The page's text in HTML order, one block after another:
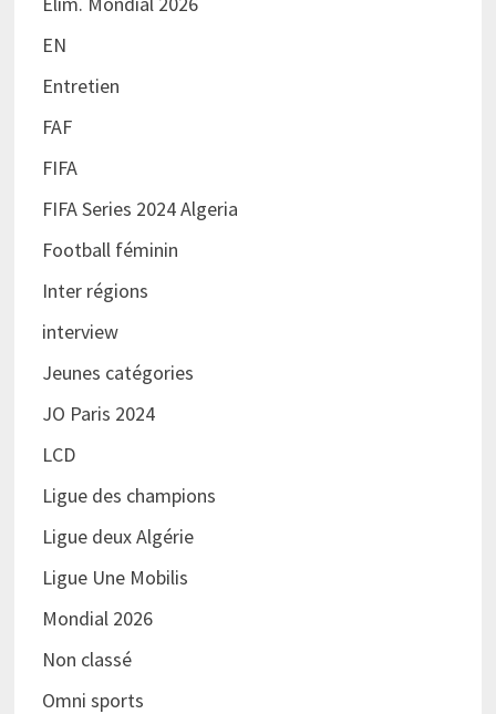
EN
Entretien
FAF
FIFA
FIFA Series 2024 Algeria
Football féminin
Inter régions
interview
Jeunes catégories
JO Paris 2024
LCD
Ligue des champions
Ligue deux Algérie
Ligue Une Mobilis
Mondial 2026
Non classé
Omni sports